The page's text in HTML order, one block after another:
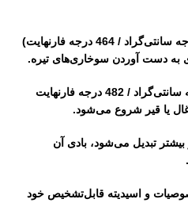
درحالی‌که انتهای ترک دوم (240 درجه سانتی‌گراد / 464 درجه فارنهایت)
دست آوردن سوخاری‌های تیره.
قهوه به‌طورکلی فراتر از 250 درجه سانتی‌گراد / 482 درجه فارنهایت
یا قیر شروع می‌شود.
تبدیل می‌شود، بادی آن
و اسیدیته قابل‌تشخیص خود